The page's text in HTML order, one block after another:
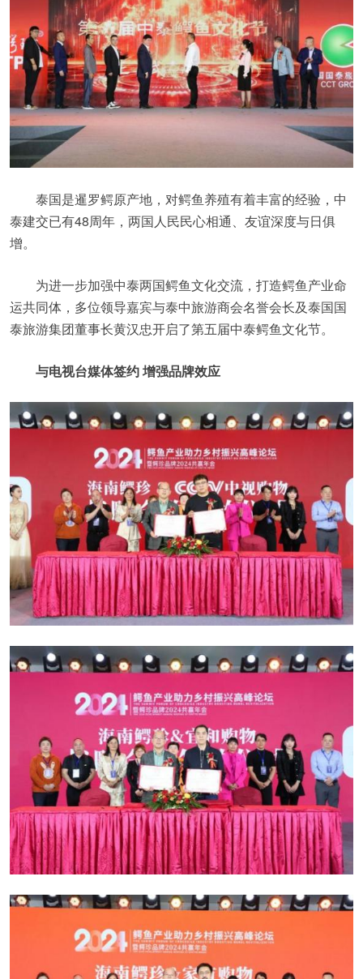
泰国是暹罗鳄原产地，对鳄鱼养殖有着丰富的经验，中
泰建交已有48周年，两国人民民心相通、友谊深度与日俱
增。
为进一步加强中泰两国鳄鱼文化交流，打造鳄鱼产业命
运共同体，多位领导嘉宾与泰中旅游商会名誉会长及泰国国
泰旅游集团董事长黄汉忠开启了第五届中泰鳄鱼文化节。
与电视台媒体签约 增强品牌效应